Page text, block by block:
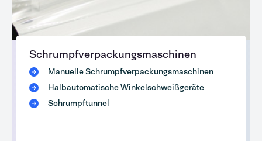
Schrumpfverpackungsmaschinen
Manuelle Schrumpfverpackungsmaschinen
Halbautomatische Winkelschweißgeräte
Schrumpftunnel